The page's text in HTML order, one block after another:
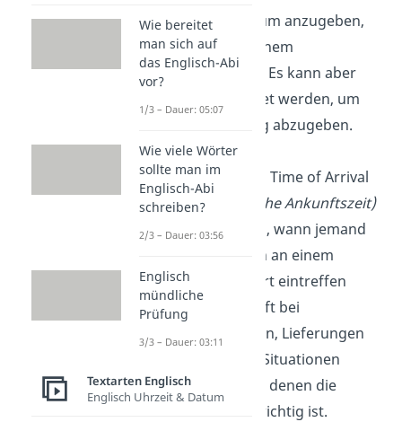
Gründungdatum anzugeben,
wie z. B. von einem
Unternehmen. Es kann aber
auch verwendet werden, um
eine Schätzung abzugeben.
ETA: Estimated Time of Arrival
(voraussichtliche Ankunftszeit)
Die ETA gibt an, wann jemand
voraussichtlich an einem
bestimmten Ort eintreffen
wird. Es wird oft bei
Reiseplanungen, Lieferungen
oder anderen Situationen
verwendet, bei denen die
Ankunftszeit wichtig ist.
Wie bereitet
man sich auf
das Englisch-Abi
vor?
1/3 – Dauer: 05:07
Wie viele Wörter
sollte man im
Englisch-Abi
schreiben?
2/3 – Dauer: 03:56
Englisch
mündliche
Prüfung
3/3 – Dauer: 03:11
Textarten Englisch
Englisch Uhrzeit & Datum